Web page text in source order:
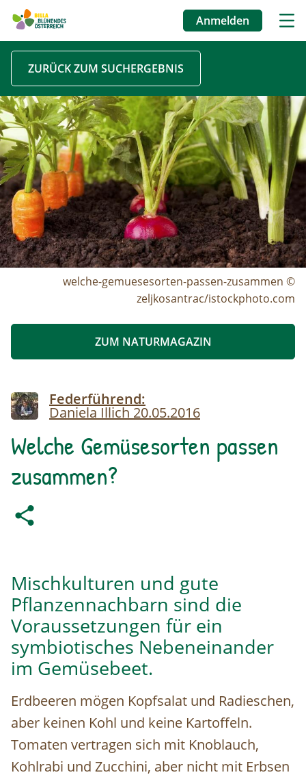
Direkt
zum
Inhalt
Benutzermenü
Anmelden
ZURÜCK ZUM SUCHERGEBNIS
Image
welche-gemuesesorten-passen-zusammen ©
zeljkosantrac/istockphoto.com
ZUM NATURMAGAZIN
ImageFederführend:
Daniela Illich 20.05.2016
Welche Gemüsesorten passen
zusammen?
Mischkulturen und gute
Pflanzennachbarn sind die
Voraussetzungen für ein
symbiotisches Nebeneinander
im Gemüsebeet.
Erdbeeren mögen Kopfsalat und Radieschen,
aber keinen Kohl und keine Kartoffeln.
Tomaten vertragen sich mit Knoblauch,
Kohlrabi und Zucchini, aber nicht mit Erbsen